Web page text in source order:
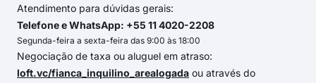
Atendimento para dúvidas gerais:
Telefone e WhatsApp: +55 11 4020-2208
Segunda-feira a sexta-feira das 9:00 às 18:00
Negociação de taxa ou aluguel em atraso:
loft.vc/fianca_inquilino_arealogada ou através do